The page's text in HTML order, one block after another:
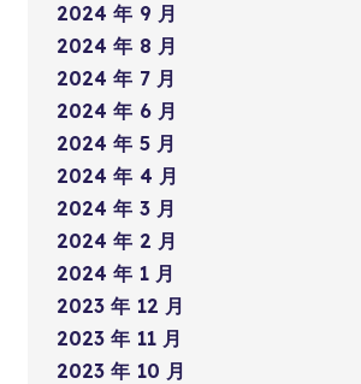
2024 年 9 月
2024 年 8 月
2024 年 7 月
2024 年 6 月
2024 年 5 月
2024 年 4 月
2024 年 3 月
2024 年 2 月
2024 年 1 月
2023 年 12 月
2023 年 11 月
2023 年 10 月